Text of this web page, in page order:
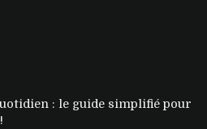
: le guide simplifié pour